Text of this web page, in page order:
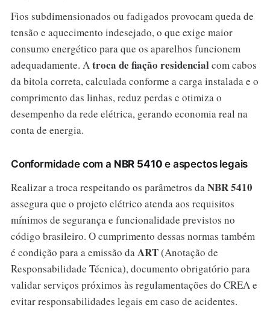
Fios subdimensionados ou fadigados provocam queda de
tensão e aquecimento indesejado, o que exige maior
consumo energético para que os aparelhos funcionem
adequadamente. Atroca de fiação residencialcom cabos
da bitola correta, calculada conforme a carga instalada e o
comprimento das linhas, reduz perdas e otimiza o
desempenho da rede elétrica, gerando economia real na
conta de energia.
Conformidade com a NBR 5410 e aspectos legais
Realizar a troca respeitando os parâmetros daNBR 5410
assegura que o projeto elétrico atenda aos requisitos
mínimos de segurança e funcionalidade previstos no
código brasileiro. O cumprimento dessas normas também
é condição para a emissão daART(Anotação de
Responsabilidade Técnica), documento obrigatório para
validar serviços próximos às regulamentações do CREA e
evitar responsabilidades legais em caso de acidentes.